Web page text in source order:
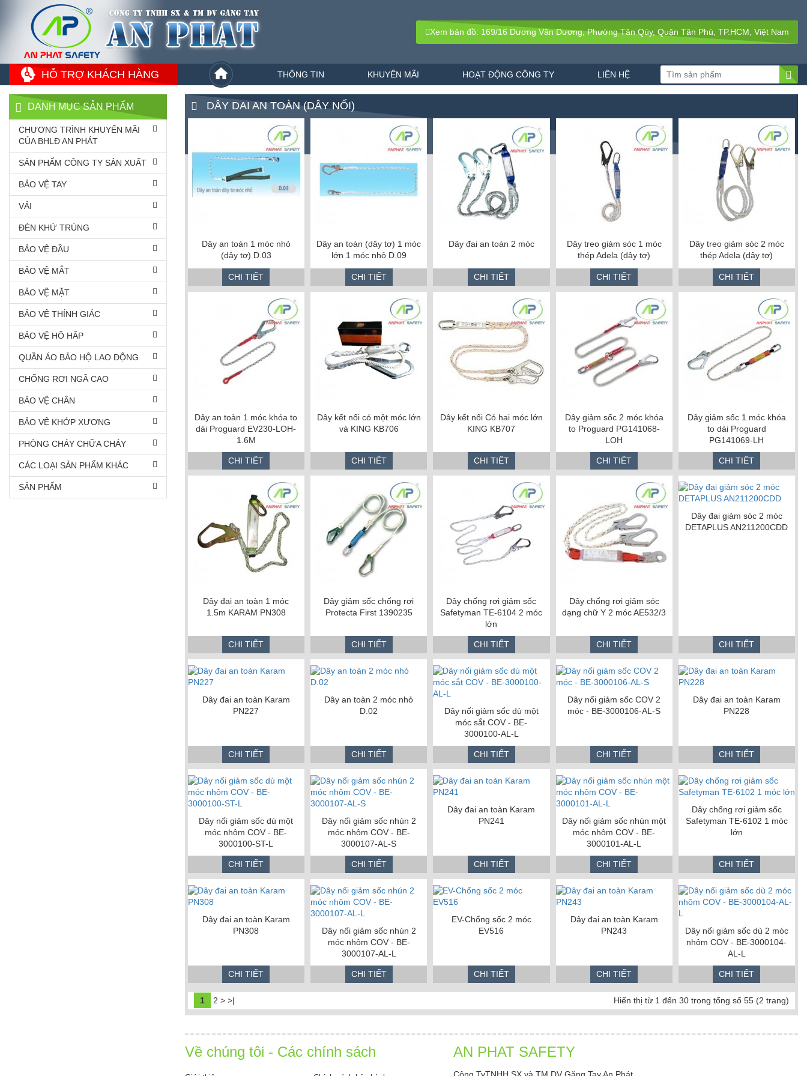
Xem bản đồ: 169/16 Dương Văn Dương, Phường Tân Qúy, Quận Tân Phú, TP.HCM, Việt Nam
HỖ TRỢ KHÁCH HÀNG THÔNG TIN KHUYẾN MÃI HOẠT ĐỘNG CÔNG TY LIÊN HỆ
DANH MỤC SẢN PHẨM
CHƯƠNG TRÌNH KHUYẾN MÃI
CỦA BHLĐ AN PHÁT
SẢN PHẨM CÔNG TY SẢN XUẤT
BẢO VỆ TAY
VẢI
ĐÈN KHỬ TRÙNG
BẢO VỆ ĐẦU
BẢO VỆ MẮT
BẢO VỆ MẶT
BẢO VỆ THÍNH GIÁC
BẢO VỆ HÔ HẤP
QUẦN ÁO BẢO HỘ LAO ĐỘNG
CHỐNG RƠI NGÃ CAO
BẢO VỆ CHÂN
BẢO VỆ KHỚP XƯƠNG
PHÒNG CHÁY CHỮA CHÁY
CÁC LOẠI SẢN PHẨM KHÁC
SẢN PHẨM
DÂY DAI AN TOÀN (DÂY NỐI)
Dây an toàn 1 móc nhỏ
(dây tơ) D.03
CHI TIẾT
Dây an toàn (dây tơ) 1 móc
lớn 1 móc nhỏ D.09
CHI TIẾT
Dây đai an toàn 2 móc
CHI TIẾT
Dây treo giảm sóc 1 móc
thép Adela (dây tơ)
CHI TIẾT
Dây treo giảm sóc 2 móc
thép Adela (dây tơ)
CHI TIẾT
Dây an toàn 1 móc khóa to
dài Proguard EV230-LOH-
1.6M
CHI TIẾT
Dây kết nối có một móc lớn
và KING KB706
CHI TIẾT
Dây kết nối Có hai móc lớn
KING KB707
CHI TIẾT
Dây giảm sốc 2 móc khóa
to Proguard PG141068-
LOH
CHI TIẾT
Dây giảm sốc 1 móc khóa
to dài Proguard
PG141069-LH
CHI TIẾT
Dây đai an toàn 1 móc
1.5m KARAM PN308
CHI TIẾT
Dây giảm sốc chống rơi
Protecta First 1390235
CHI TIẾT
Dây chống rơi giảm sốc
Safetyman TE-6104 2 móc
lớn
CHI TIẾT
Dây chống rơi giảm sóc
dạng chữ Y 2 móc AE532/3
CHI TIẾT
Dây đai giảm sóc 2 móc
DETAPLUS AN211200CDD
CHI TIẾT
Dây đai an toàn Karam
PN227
CHI TIẾT
Dây an toàn 2 móc nhỏ
D.02
CHI TIẾT
Dây nối giảm sốc dù một
móc sắt COV - BE-
3000100-AL-L
CHI TIẾT
Dây nối giảm sốc COV 2
móc - BE-3000106-AL-S
CHI TIẾT
Dây đai an toàn Karam
PN228
CHI TIẾT
Dây nối giảm sốc dù một
móc nhôm COV - BE-
3000100-ST-L
CHI TIẾT
Dây nối giảm sốc nhún 2
móc nhôm COV - BE-
3000107-AL-S
CHI TIẾT
Dây đai an toàn Karam
PN241
CHI TIẾT
Dây nối giảm sốc nhún một
móc nhôm COV - BE-
3000101-AL-L
CHI TIẾT
Dây chống rơi giảm sốc
Safetyman TE-6102 1 móc
lớn
CHI TIẾT
Dây đai an toàn Karam
PN308
CHI TIẾT
Dây nối giảm sốc nhún 2
móc nhôm COV - BE-
3000107-AL-L
CHI TIẾT
EV-Chống sốc 2 móc
EV516
CHI TIẾT
Dây đai an toàn Karam
PN243
CHI TIẾT
Dây nối giảm sốc dù 2 móc
nhôm COV - BE-3000104-
AL-L
CHI TIẾT
1 2 > >| Hiển thị từ 1 đến 30 trong tổng số 55 (2 trang)
Về chúng tôi - Các chính sách AN PHAT SAFETY